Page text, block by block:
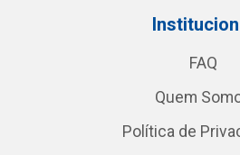
FAQ
Quem
Política de